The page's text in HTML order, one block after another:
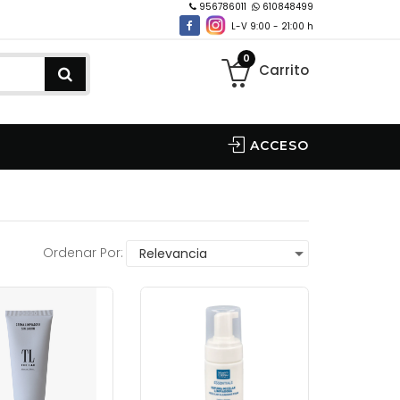
956786011
610848499
L-V 9:00 - 21:00 h
0
Carrito
ACCESO
Ordenar Por: